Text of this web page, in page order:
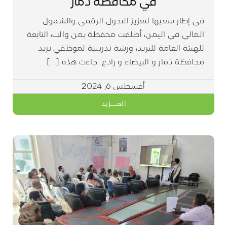
في محافظة ذمار
في إطار سعيها لتعزيز التحول الرقمي والشمول
المالي في اليمن، أطلقت محفظة يمن والت، التابعة
للهيئة العامة للبريد، ورشة تدريبية لموظفي بريد
محافظة ذمار و البيضاء و رادع. جاءت هذه [...]
أغسطس 6, 2024
المـــزيد